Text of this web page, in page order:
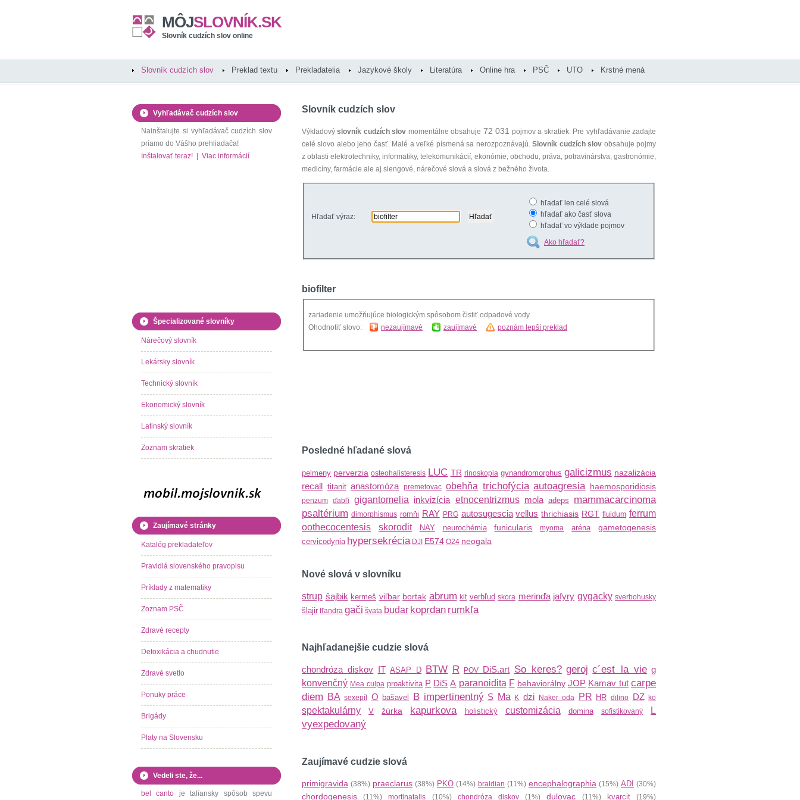
MÔJSLOVNÍK.SK
Slovník cudzích slov online
Slovník cudzích slov Preklad textu Prekladatelia Jazykové školy Literatúra Online hra PSČ UTO Krstné mená
Slovník cudzích slov
Výkladovýslovník cudzích slov momentálne obsahuje 72 031 pojmov a skratiek. Pre vyhľadávanie zadajte
celé slovo alebo jeho časť. Malé a veľké písmená sa nerozpoznávajú.Slovník cudzích slov obsahuje pojmy
z oblasti elektrotechniky, informatiky, telekomunikácií, ekonómie, obchodu, práva, potravinárstva, gastronómie,
medicíny, farmácie ale aj slengové, nárečové slová a slová z bežného života.
Hľadať výraz:
hľadať len celé slová
hľadať ako časť slova
hľadať vo výklade pojmov
Ako hľadať?
biofilter
zariadenie umožňujúce biologickým spôsobom čistiť odpadové vody
Ohodnotiť slovo:
nezaujímavé zaujímavé poznám lepší preklad
Posledné hľadané slová
pelmeny perverzia osteohalisteresis LUC TR rinoskopia gynandromorphus galicizmus nazalizácia
recall titanit anastomóza premetovac obehňa trichofýcia autoagresia haemosporidiosis
penzum ďabľi gigantomelia inkvizícia etnocentrizmus mola adeps
mammacarcinoma
psaltérium dimorphismus romňi RAY PRG autosugescia vellus thrichiasis RGT fluidum ferrum
oothecocentesis
skorodit NAY neurochémia funicularis myoma aréna gametogenesis
cervicodynia hypersekrécia DJI E574 O24 neogala
Nové slová v slovníku
strup šajbik kermeš viľbar bortak abrum kit verbľud skora merinďa jafyry gygacky sverbohusky
šlajir fľandra gači švata budar koprdan rumkľa
Najhľadanejšie cudzie slová
chondróza diskov IT ASAP D BTW R POV DiS.art So keres? geroj c´est la vie g
konvenčný Mea culpa proaktivita P DiS A paranoidita F behaviorálny JOP Kamav tut carpe
diem BA sexepíl O bašavel B impertinentný S Ma K dzi Naker oda PR HR dilino DZ ko
spektakulárny V žúrka kapurkova holistický customizácia domina sofistikovaný L
vyexpedovaný
Zaujímavé cudzie slová
primigravida (38%) praeclarus (38%) PKO (14%) braldian (11%) encephalographia (15%) ADI (30%)
chordogenesis (11%)mortinatalis (10%) chondróza diskov (1%)dulovac (11%) kvarcit(19%)
Vyhľadávač cudzích slov
Nainštalujte si vyhľadávač cudzích slov
priamo do Vášho prehliadača!
Inštalovať teraz!
Viac informácií
Špecializované slovníky
Nárečový slovník
Lekársky slovník
Technický slovník
Ekonomický slovník
Latinský slovník
Zoznam skratiek
Zaujímavé stránky
Katalóg prekladateľov
Pravidlá slovenského pravopisu
Príklady z matematiky
Zoznam PSČ
Zdravé recepty
Detoxikácia a chudnutie
Zdravé svetlo
Ponuky práce
Brigády
Platy na Slovensku
Vedeli ste, že...
bel canto je taliansky spôsob spevu